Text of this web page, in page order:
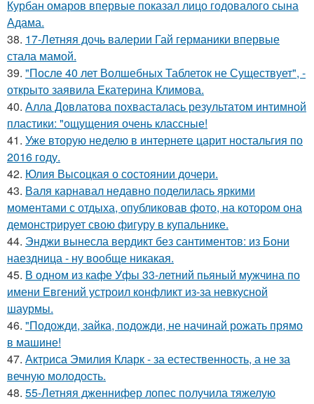
Курбан омаров впервые показал лицо годовалого сына
Адама.
38. 17-Летняя дочь валерии Гай германики впервые
стала мамой.
39. "После 40 лет Волшебных Таблеток не Существует", -
открыто заявила Екатерина Климова.
40. Алла Довлатова похвасталась результатом интимной
пластики: "ощущения очень классные!
41. Уже вторую неделю в интернете царит ностальгия по
2016 году.
42. Юлия Высоцкая о состоянии дочери.
43. Валя карнавал недавно поделилась яркими
моментами с отдыха, опубликовав фото, на котором она
демонстрирует свою фигуру в купальнике.
44. Энджи вынесла вердикт без сантиментов: из Бони
наездница - ну вообще никакая.
45. В одном из кафе Уфы 33-летний пьяный мужчина по
имени Евгений устроил конфликт из-за невкусной
шаурмы.
46. "Подожди, зайка, подожди, не начинай рожать прямо
в машине!
47. Актриса Эмилия Кларк - за естественность, а не за
вечную молодость.
48. 55-Летняя дженнифер лопес получила тяжелую